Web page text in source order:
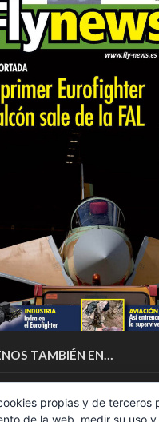
TAMBIÉN EN…
propias y de terceros
de la web, medir su uso